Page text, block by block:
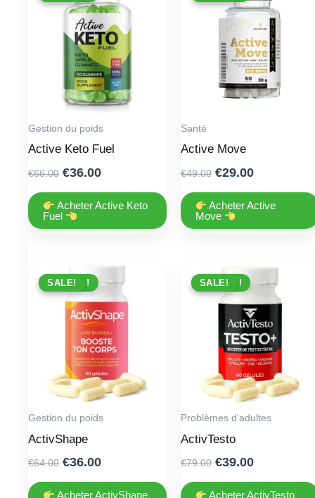
Gestion du poids
Active Keto Fuel
€66.00 Original
was:
€66.00.
€36.00Current
is:
Acheter Active Keto
Fuel
Santé
Active Move
€49.00 Original
was:
€49.00.
€29.00Current
is:
Acheter Active
Move
PROMO !
SALE!
Gestion du poids
ActivShape
€64.00 Original
was:
€36.00Current
is:
Acheter ActivShape
PROMO !
SALE!
Problèmes d'adultes
ActivTesto
€79.00 Original
was:
€39.00Current
is:
Acheter ActivTesto